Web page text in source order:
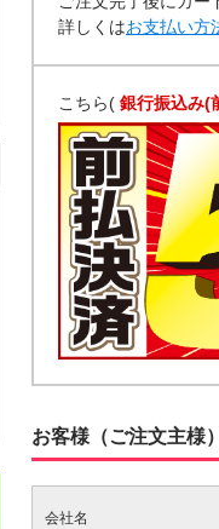
詳しくはお支払い方
こちら( 銀行振込み(
お客様（ご注文主様
会社名